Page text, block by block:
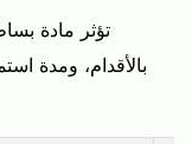
تؤثر مادة
بالأقدام، ومدة